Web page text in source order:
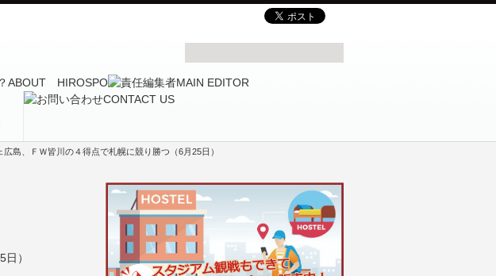
島、ＦＷ皆川の４得点で札幌に競り勝つ（6月25日）
）